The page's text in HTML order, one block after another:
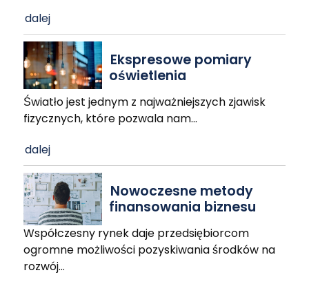
dalej
Ekspresowe pomiary
oświetlenia
Światło jest jednym z najważniejszych zjawisk
fizycznych, które pozwala nam…
dalej
Nowoczesne metody
finansowania biznesu
Współczesny rynek daje przedsiębiorcom
ogromne możliwości pozyskiwania środków na
rozwój…